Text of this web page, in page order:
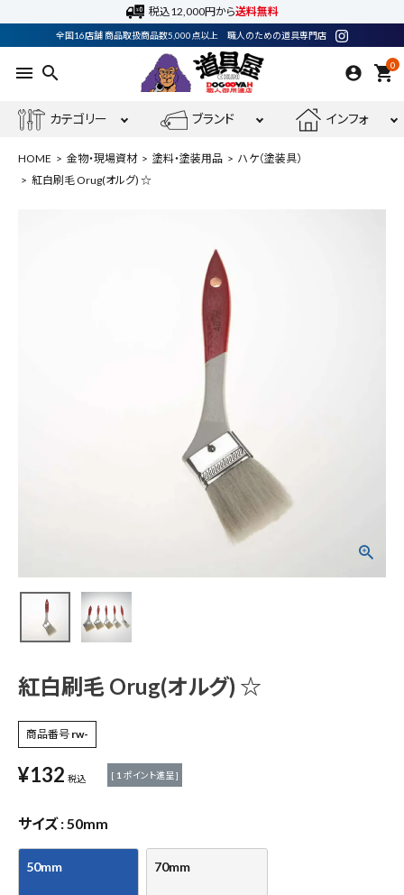
税込12,000円から送料無料
全国16店舗 商品取扱商品数5,000点以上 職人のための道具専門店
menu search 0
shopping_cart
カテゴリー ブランド インフォ
会員登録
最近閲覧した商品
電動工具
エアー工具・機械工具
先端工具
作業工具・大工道具
測定工具・筆記具
収納・腰袋・ワーク用品
HOME 金物・現場資材 塗料・塗装用品
ハケ（塗装具）
紅白刷毛 Orug(オルグ) ☆
紅白刷毛 Orug(オルグ) ☆
商品番号 rw-
¥132 税込 [ 1 ポイント進呈 ]
サイズ 50mm
50mm 70mm